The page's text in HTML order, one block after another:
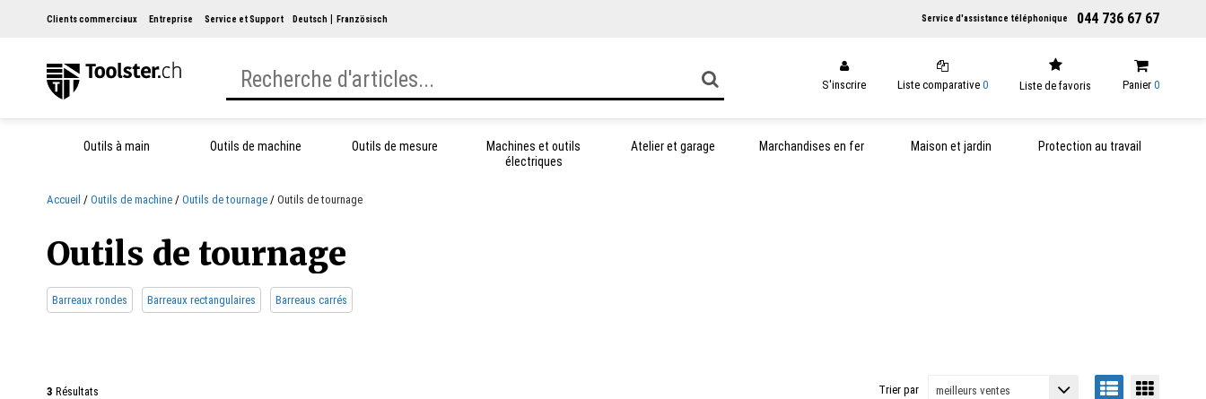
Clients commerciaux Entreprise Service et Support Deutsch Französisch Service d'assistance téléphonique 044 736 67 67
S'inscrire Liste comparative 0 Liste de favoris Panier 0
Outils à main Outils de machine Outils de mesure
Machines et outils
électriques
Atelier et garage Marchandises en fer Maison et jardin Protection au travail
Accueil Outils de machine Outils de tournage Outils de tournage
Outils de tournage
Barreaux rondes Barreaux rectangulaires Barreaus carrés
3 Résultats Trier par